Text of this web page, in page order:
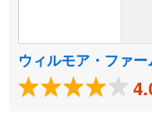
ウィルモア・ファー